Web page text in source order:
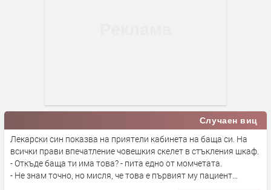
Случаен виц
Лекарски син показва на приятели кабинета на баща си. На
всички прави впечатление човешкия скелет в стъкления шкаф.
- Откъде баща ти има това? - пита едно от момчетата.
- Не знам точно, но мисля, че това е първият му пациент...